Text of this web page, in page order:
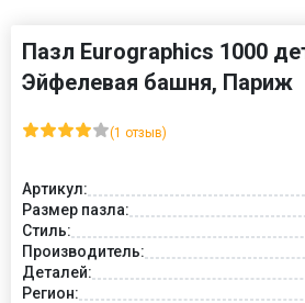
Пазл Eurographics 1000
Эйфелевая башня, Париж
(1 отзыв)
Артикул:
Размер пазла:
Стиль:
Производитель:
Деталей:
Регион: